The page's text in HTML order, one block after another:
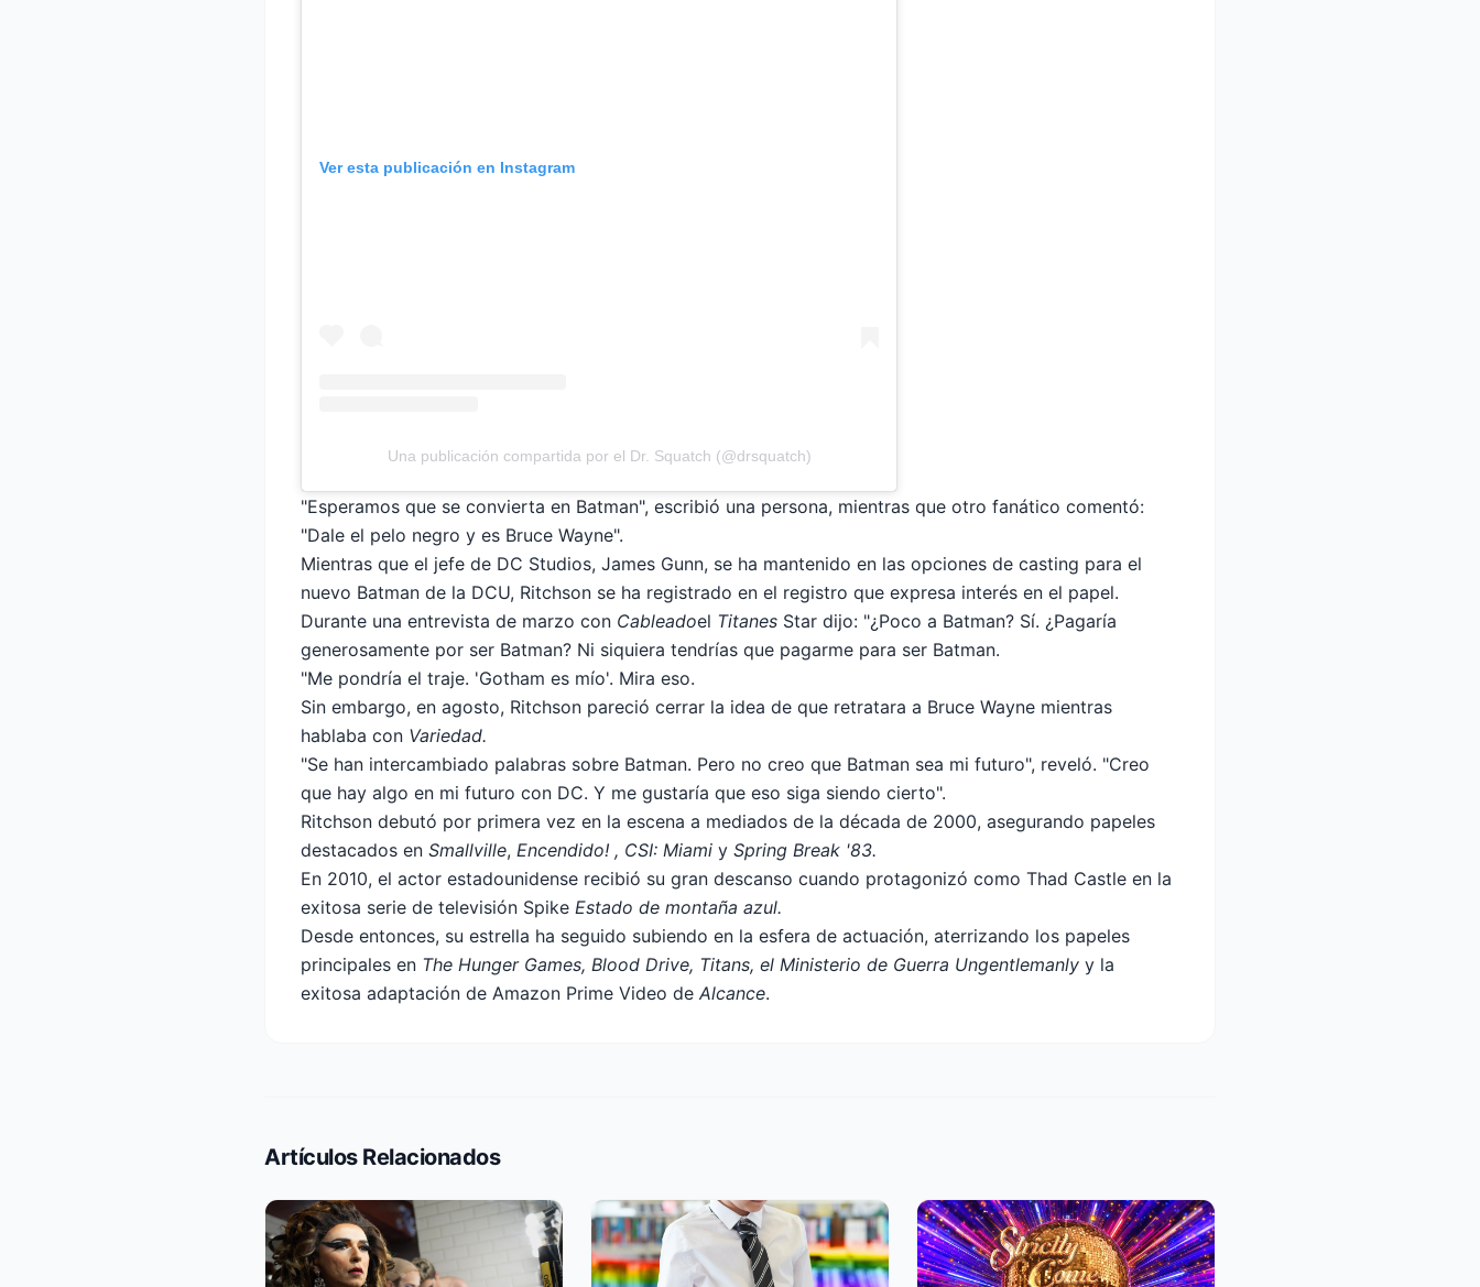
Ver esta publicación en Instagram
Una publicación compartida por el Dr. Squatch (@drsquatch)
"Esperamos que se convierta en Batman", escribió una persona, mientras que otro fanático comentó:
"Dale el pelo negro y es Bruce Wayne".
Mientras que el jefe de DC Studios, James Gunn, se ha mantenido en las opciones de casting para el
nuevo Batman de la DCU, Ritchson se ha registrado en el registro que expresa interés en el papel.
Durante una entrevista de marzo con Cableadoel Titanes Star dijo: "¿Poco a Batman? Sí. ¿Pagaría
generosamente por ser Batman? Ni siquiera tendrías que pagarme para ser Batman.
"Me pondría el traje. 'Gotham es mío'. Mira eso.
Sin embargo, en agosto, Ritchson pareció cerrar la idea de que retratara a Bruce Wayne mientras
hablaba con Variedad.
"Se han intercambiado palabras sobre Batman. Pero no creo que Batman sea mi futuro", reveló. "Creo
que hay algo en mi futuro con DC. Y me gustaría que eso siga siendo cierto".
Ritchson debutó por primera vez en la escena a mediados de la década de 2000, asegurando papeles
destacados en Smallville, Encendido! , CSI: Miami y Spring Break '83.
En 2010, el actor estadounidense recibió su gran descanso cuando protagonizó como Thad Castle en la
exitosa serie de televisión Spike Estado de montaña azul.
Desde entonces, su estrella ha seguido subiendo en la esfera de actuación, aterrizando los papeles
principales en The Hunger Games, Blood Drive, Titans, el Ministerio de Guerra Ungentlemanly y la
exitosa adaptación de Amazon Prime Video de Alcance.
Artículos Relacionados